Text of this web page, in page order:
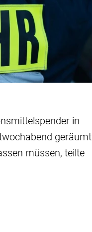
in
geräumt
müssen, teilte